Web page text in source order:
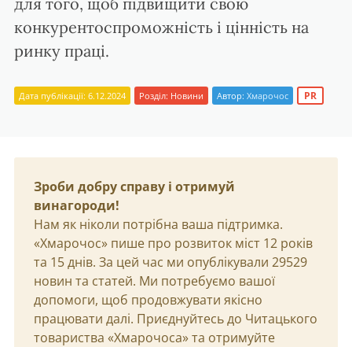
конкурентоспроможність і цінність на
ринку праці.
Дата публікації: 6.12.2024 Розділ: Новини Автор: Хмарочос PR
Зроби добру справу і отримуй
винагороди!
Нам як ніколи потрібна ваша підтримка.
«Хмарочос» пише про розвиток міст 12 років
та 15 днів. За цей час ми опублікували 29529
новин та статей. Ми потребуємо вашої
допомоги, щоб продовжувати якісно
працювати далі. Приєднуйтесь до Читацького
товариства «Хмарочоса» та отримуйте